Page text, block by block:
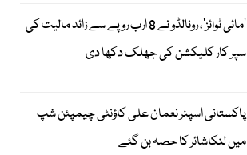
’مائی ٹوائز‘، رونالڈو نے 8 ارب روپے سے زائد مالیت کی
سپر کار کلیکشن کی جھلک دکھا دی
پاکستانی اسپنر نعمان علی کاؤنٹی چیمپئن شپ
میں لنکاشائر کا حصہ بن گئے